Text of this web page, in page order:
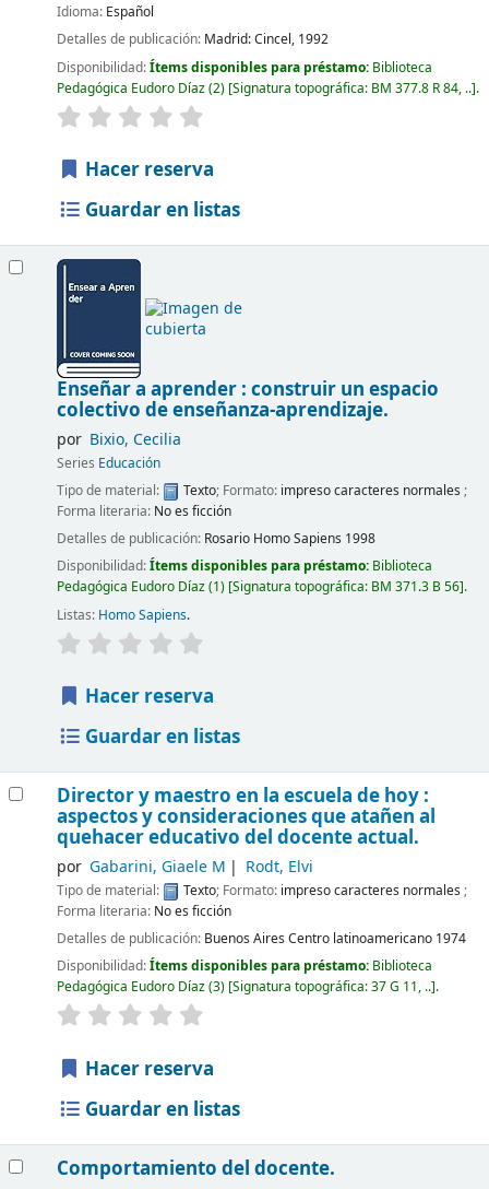
Idioma: Español
Detalles de publicación: Madrid:Cincel, 1992
Disponibilidad:Ítems disponibles para préstamo: Biblioteca
Pedagógica Eudoro Díaz(2) Signatura topográfica: BM 377.8 R 84, .. .
Hacer reserva
Guardar en listas
Enseñar a aprender : construir un espacio
colectivo de enseñanza-aprendizaje.
por Bixio, Cecilia
Series Educación
Tipo de material:
Texto; Formato: impreso caracteres normales ;
Forma literaria: No es ficción
Detalles de publicación: Rosario Homo Sapiens 1998
Disponibilidad:Ítems disponibles para préstamo: Biblioteca
Pedagógica Eudoro Díaz(1) Signatura topográfica: BM 371.3 B 56 .
Listas: Homo Sapiens.
Hacer reserva
Guardar en listas
Director y maestro en la escuela de hoy :
aspectos y consideraciones que atañen al
quehacer educativo del docente actual.
por Gabarini, Giaele M Rodt, Elvi
Tipo de material: Texto; Formato: impreso caracteres normales ;
Forma literaria: No es ficción
Detalles de publicación: Buenos Aires Centro latinoamericano 1974
Disponibilidad:Ítems disponibles para préstamo: Biblioteca
Pedagógica Eudoro Díaz(3) Signatura topográfica:37 G 11, .. .
Hacer reserva
Guardar en listas
Comportamiento del docente.